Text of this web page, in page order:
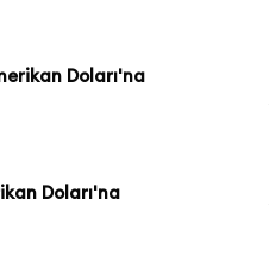
Doları'na
Doları'na